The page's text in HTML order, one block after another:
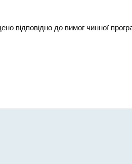
відповідно до вимог чинної